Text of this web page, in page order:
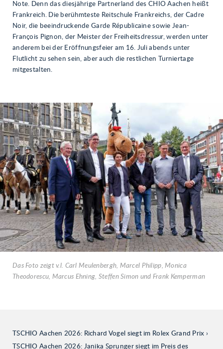
Note. Denn das diesjährige Partnerland des CHIO Aachen heißt
Frankreich. Die berühmteste Reitschule Frankreichs, der Cadre
Noir, die beeindruckende Garde Républicaine sowie Jean-
François Pignon, der Meister der Freiheitsdressur, werden unter
anderem bei der Eröffnungsfeier am 16. Juli abends unter
Flutlicht zu sehen sein, aber auch die restlichen Turniertage
mitgestalten.
Das Foto zeigt v.l. Carl Meulenbergh, Marcel Philipp, Monica
Theodorescu, Marcus Ehning, Steffen Simon und Frank Kemperman
TSCHIO Aachen 2026: Richard Vogel siegt im Rolex Grand Prix
TSCHIO Aachen 2026: Janika Sprunger siegt im Preis des